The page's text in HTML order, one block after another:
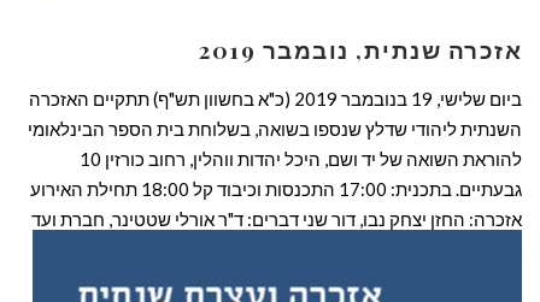
אזכרה שנתית, נובמבר 2019
ביום שלישי, 19 בנובמבר 2019 (כ"א בחשוון תש"ף) תתקיים האזכרה
השנתית ליהודי שדלץ שנספו בשואה, בשלוחת בית הספר הבינלאומי
להוראת השואה של יד ושם, היכל יהדות ווהלין, רחוב כורזין 10
גבעתיים. בתכנית: 17:00 התכנסות וכיבוד קל 18:00 תחילת האירוע
אזכרה: החזן יצחק נבו, דור שני דברים: ד"ר אורלי שטטינר, חברת ועד